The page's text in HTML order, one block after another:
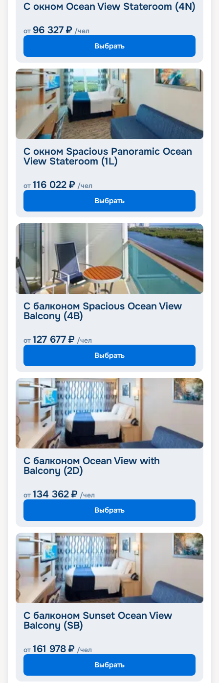
С окном Ocean View Stateroom (4N)
от 96 327 ₽ /чел
Выбрать
С окном Spacious Panoramic Ocean
View Stateroom (1L)
от 116 022 ₽ /чел
Выбрать
С балконом Spacious Ocean View
Balcony (4B)
от 127 677 ₽ /чел
Выбрать
С балконом Ocean View with
Balcony (2D)
от 134 362 ₽ /чел
Выбрать
C балконом Sunset Ocean View
Balcony (SB)
от 161 978 ₽ /чел
Выбрать